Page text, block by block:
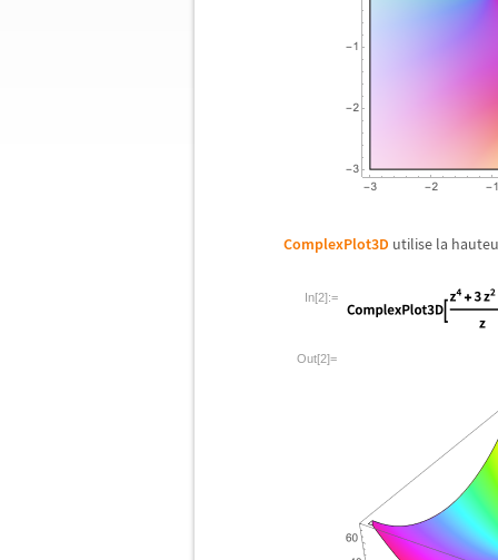
ComplexPlot3D utilise la
In[2]:=
Out[2]=